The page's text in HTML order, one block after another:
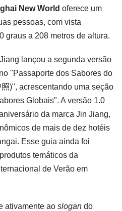
New World oferece um
pessoas, com vista
graus a 208 metros de altura.
lançou a segunda versão
"Passaporte dos Sabores do
)", acrescentando uma seção
Globais". A versão 1.0
da marca Jin Jiang,
de mais de dez hotéis
Esse guia ainda foi
temáticos da
de Verão em
ativamente ao slogan do